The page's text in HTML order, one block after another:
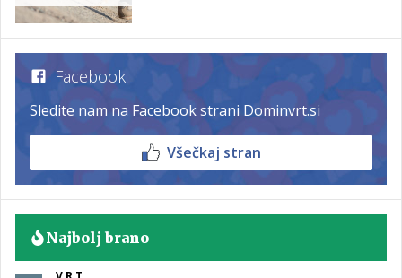
Facebook
Sledite nam na Facebook strani Dominvrt.si
Všečkaj stran
Najbolj brano